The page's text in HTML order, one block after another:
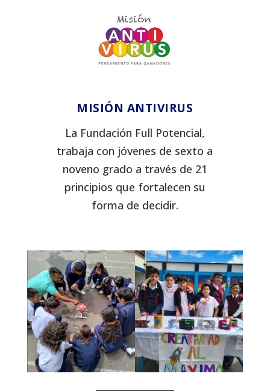
MISIÓN ANTIVIRUS
La Fundación Full Potencial,
trabaja con jóvenes de sexto a
noveno grado a través de 21
principios que fortalecen su
forma de decidir.